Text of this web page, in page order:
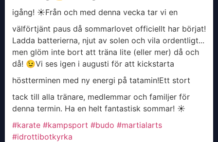
igång! ☀️​Från och med denna vecka tar vi en
välförtjänt paus då sommarlovet officiellt har börjat!
Ladda batterierna, njut av solen och vila ordentligt...
men glöm inte bort att träna lite (eller mer) då och
då! 😉​Vi ses igen i augusti för att kickstarta
höstterminen med ny energi på tatamin!​Ett stort
tack till alla tränare, medlemmar och familjer för
denna termin. Ha en helt fantastisk sommar! ☀️
#karate #kampsport #budo #martialarts
#idrottibotkyrka